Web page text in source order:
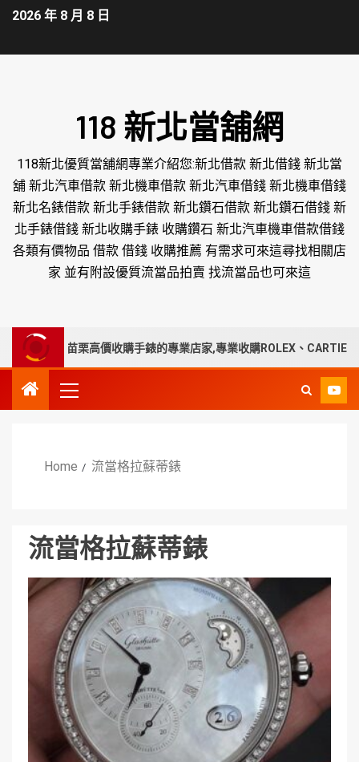
2026 年 8 月 8 日
118 新北當舖網
118新北優質當舖網專業介紹您:新北借款 新北借錢 新北當
舖 新北汽車借款 新北機車借款 新北汽車借錢 新北機車借錢
新北名錶借款 新北手錶借款 新北鑽石借款 新北鑽石借錢 新
北手錶借錢 新北收購手錶 收購鑽石 新北汽車機車借款借錢
各類有價物品 借款 借錢 收購推薦 有需求可來這尋找相關店
家 並有附設優質流當品拍賣 找流當品也可來這
南投、苗栗高價收購手錶的專業店家,專業收購ROLEX、CARTIER現金
Home 流當格拉蘇蒂錶
流當格拉蘇蒂錶